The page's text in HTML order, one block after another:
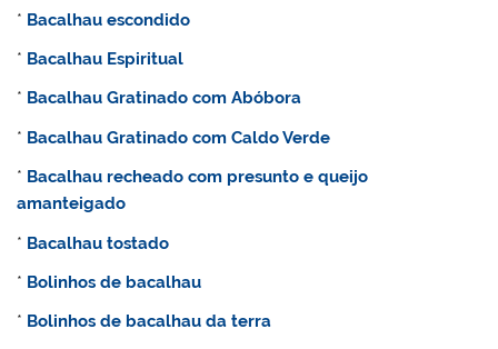
* Bacalhau escondido
* Bacalhau Espiritual
* Bacalhau Gratinado com Abóbora
* Bacalhau Gratinado com Caldo Verde
* Bacalhau recheado com presunto e queijo
amanteigado
* Bacalhau tostado
* Bolinhos de bacalhau
* Bolinhos de bacalhau da terra